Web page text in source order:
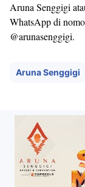
Aruna Senggigi
WhatsApp di
@arunasenggigi.
Aruna Senggigi